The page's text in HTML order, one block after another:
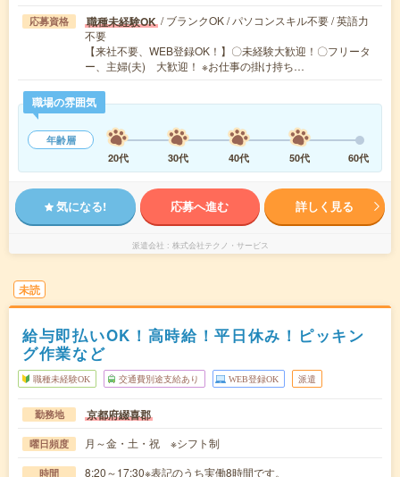
応募資格 職種未経験OK / ブランクOK / パソコンスキル不要 / 英語力
不要
【来社不要、WEB登録OK！】〇未経験大歓迎！〇フリータ
ー、主婦(夫) 大歓迎！ ※お仕事の掛け持ち…
職場の雰囲気
年齢層
20代
30代 40代 50代 60代
気になる! 応募へ進む 詳しく見る
派遣会社 株式会社テクノ・サービス
未読
給与即払いOK！高時給！平日休み！ピッキン
グ作業など
職種未経験OK 交通費別途支給あり WEB登録OK 派遣
勤務地 京都府綴喜郡
曜日頻度 月～金・土・祝 ※シフト制
時間 8:20～17:30※表記のうち実働8時間です。